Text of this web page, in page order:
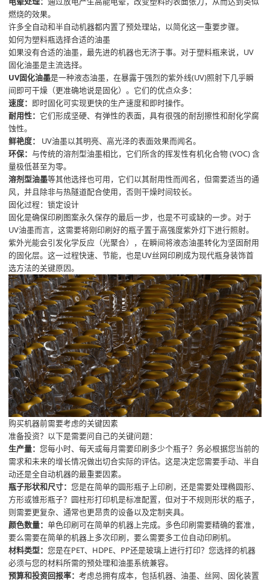
燃烧的效果。
许多全自动和半自动机器都内置了预处理站，以简化这一重要步骤。
如何为塑料瓶选择合适的油墨
如果没有合适的油墨，最先进的机器也无济于事。对于塑料瓶来说，UV
固化油墨是主流选择。
UV固化油墨是一种液态油墨，在暴露于强烈的紫外线(UV)照射下几乎瞬
间即可干燥（更准确地说是固化）。它们的优点众多：
速度： 即时固化可实现更快的生产速度和即时操作。
耐用性： 它们形成坚硬、有弹性的表面，具有很强的耐刮擦性和耐化学腐
蚀性。
鲜艳度：
UV油墨以其明亮、高光泽的表面效果而闻名。
环保：与传统的溶剂型油墨相比，它们所含的挥发性有机化合物 (VOC) 含
量极低甚至为零。
溶剂型油墨等其他选择也可用，它们以其耐用性而闻名，但需要适当的通
风，并且除非与热隧道配合使用，否则干燥时间较长。
固化过程：锁定设计
固化是确保印刷图案永久保存的最后一步，也是不可或缺的一步。对于
UV油墨而言，这需要将刚印刷好的瓶子置于高强度紫外灯下进行照射。
紫外光能会引发化学反应（光聚合），在瞬间将液态油墨转化为坚固耐用
的固化层。这一过程快速、节能，也是UV丝网印刷成为现代瓶身装饰首
选方法的关键原因。
购买机器前需要考虑的关键因素
准备投资？以下是需要问自己的关键问题：
生产量：您每小时、每天或每月需要印刷多少个瓶子？务必根据您当前的
需求和未来的增长情况做出切合实际的评估。这是决定您需要手动、半自
动还是全自动机器的最重要因素。
瓶子形状和尺寸：您是在简单的圆形瓶子上印刷，还是需要处理椭圆形、
方形或锥形瓶子？圆柱形打印机是标准配置，但对于不规则形状的瓶子，
则需要更复杂、通常也更昂贵的设备以及定制夹具。
颜色数量：单色印刷可在简单的机器上完成。多色印刷需要精确的套准，
要么需要在简单的机器上多次印刷，要么需要多工位自动印刷机。
材料类型：您是在PET、HDPE、PP还是玻璃上进行打印？您选择的机器
必须与您的材料所需的预处理和油墨系统兼容。
预算和投资回报率：考虑总拥有成本，包括机器、油墨、丝网、固化装置